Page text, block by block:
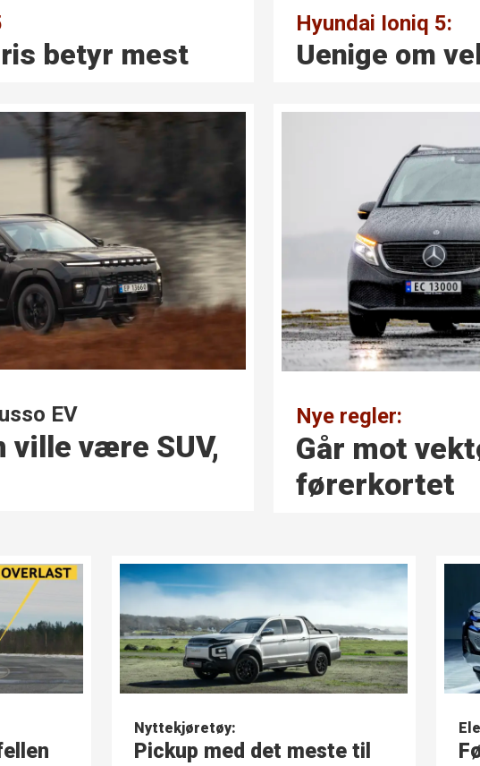
betyr mest
Hyundai Ioniq 5:
Uenige om
EV
ville være SUV,
Nye regler:
Går mot
førerkortet
Nyttekjøretøy:
Pickup med det meste til